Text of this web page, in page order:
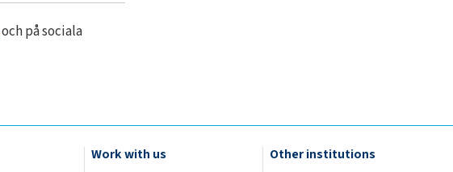
och på sociala
Work with us Other institutions